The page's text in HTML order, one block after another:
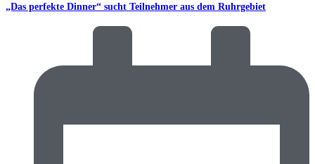
„Das perfekte Dinner“ sucht Teilnehmer aus dem Ruhrgebiet